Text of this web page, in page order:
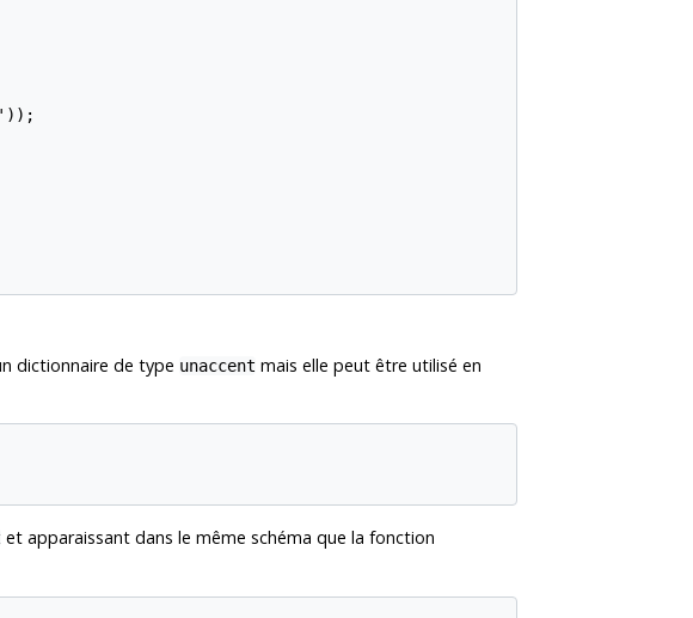
dictionnaire de type unaccent mais elle peut être utilisé en
et apparaissant dans le même schéma que la fonction